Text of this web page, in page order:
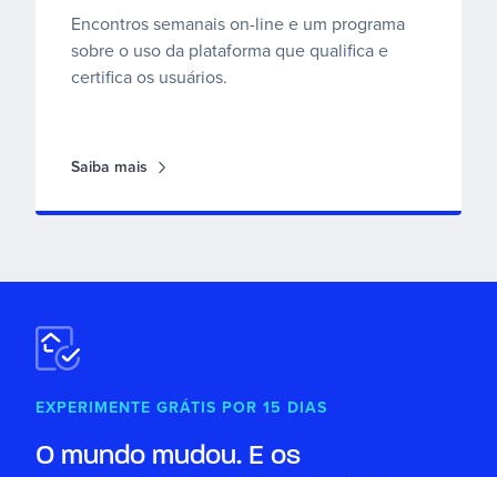
Encontros semanais on-line e um programa
sobre o uso da plataforma que qualifica e
certifica os usuários.
Saiba mais
EXPERIMENTE GRÁTIS POR 15 DIAS
O mundo mudou. E os